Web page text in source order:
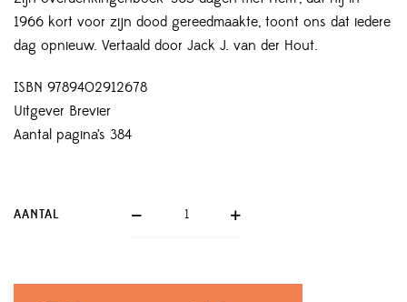
1966 kort voor zijn dood gereedmaakte, toont ons dat iedere
dag opnieuw. Vertaald door Jack J. van der Hout.
ISBN 9789402912678
Uitgever Brevier
Aantal pagina’s 384
AANTAL